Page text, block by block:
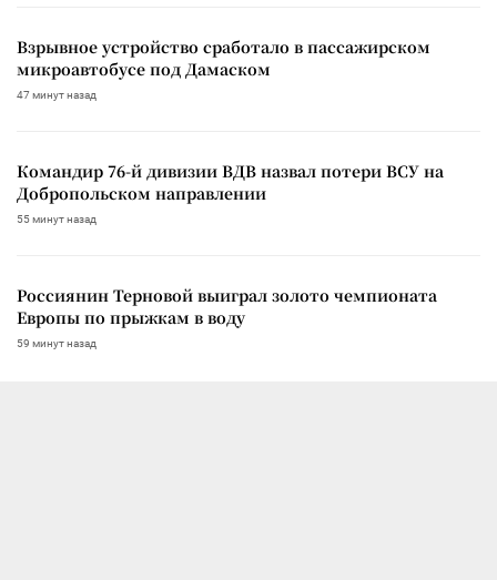
Взрывное устройство сработало в пассажирском
микроавтобусе под Дамаском
47 минут назад
Командир 76-й дивизии ВДВ назвал потери ВСУ на
Добропольском направлении
55 минут назад
Россиянин Терновой выиграл золото чемпионата
Европы по прыжкам в воду
59 минут назад